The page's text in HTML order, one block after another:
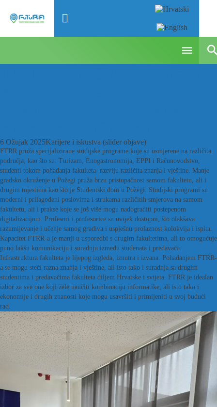
6 Ožujak 2025Karijere i iskustva (slider objave)
FTRR pruža specijalizirane studijske programe koje su usmjerene na različita
područja, kao što su: Turizam, Enogastronomija, EPPI i Računovodstvo,
studenti tokom pohađanja fakulteta razviju različita znanja i vještine. Manje
gradsko okruženje u Požegi pruža brzu pristupačnost samom fakultetu, ali i
drugim mjestima kao što je Studentski dom u Požegi. Studijski programi su
moderni i prilagođeni poslovima i strukama različitih smjerova na samom
fakultetu, ali i prakse koje se još više mogu nadograditi postepenom
digitalizacijom. Profesori i profesorice su uvijek dostupni, što olakšava
razumijevanje i učenje samog gradiva i uspješnu prolaznost kolokvija i ispita.
Kapacitet FTRR-a je manji u usporedbi s drugim fakultetima, ali to omogućuje
puno lakšu komunikaciju i suradnju između studenata i predavača.
Infrastruktura fakulteta je lijepog izgleda, iznutra i izvana. Pohađanjem FTRR-
a se mogu steći razna znanja i vještine, ali isto tako i suradnja sa drugim
studentima i predavačima fakulteta diljem Hrvatske i svijeta. FTRR je idealan
izbor za sve one koji žele naučiti kombinaciju informatike, ali isto tako i
ekonomije i drugih znanosti koje mogu usavršiti i primijeniti u svoj budući
rad.